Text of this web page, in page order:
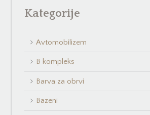
Kategorije
Avtomobilizem
B kompleks
Barva za obrvi
Bazeni